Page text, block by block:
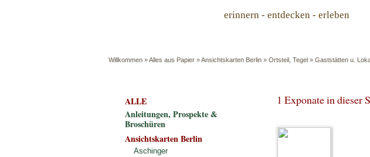
erinnern - entdecken - erleben
Willkommen »Alles aus Papier »Ansichtskarten Berlin » Ortsteil, Tegel » Gaststätten u.
1 Exponate in dieser
ALLE
Anleitungen, Prospekte &
Broschüren
Ansichtskarten Berlin
Aschinger